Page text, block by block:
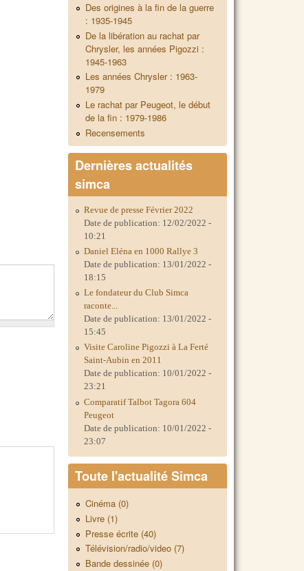
Des origines à la fin de la guerre
: 1935-1945
De la libération au rachat par
Chrysler, les années Pigozzi :
1945-1963
Les années Chrysler : 1963-
1979
Le rachat par Peugeot, le début
de la fin : 1979-1986
Recensements
Dernières actualités
simca
Revue de presse Février 2022
Date de publication: 12/02/2022 -
10:21
Daniel Eléna en 1000 Rallye 3
Date de publication: 13/01/2022 -
18:15
Le fondateur du Club Simca
raconte...
Date de publication: 13/01/2022 -
15:45
Visite Caroline Pigozzi à La Ferté
Saint-Aubin en 2011
Date de publication: 10/01/2022 -
23:21
Comparatif Talbot Tagora 604
Peugeot
Date de publication: 10/01/2022 -
23:07
Toute l'actualité Simca
Cinéma (0)
Livre (1)
Presse écrite (40)
Télévision/radio/video (7)
Bande dessinée (0)